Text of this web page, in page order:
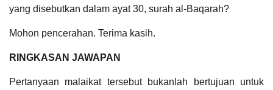
yang disebutkan dalam ayat 30, surah al-Baqarah?
Mohon pencerahan. Terima kasih.
RINGKASAN JAWAPAN
Pertanyaan malaikat tersebut bukanlah bertujuan untuk